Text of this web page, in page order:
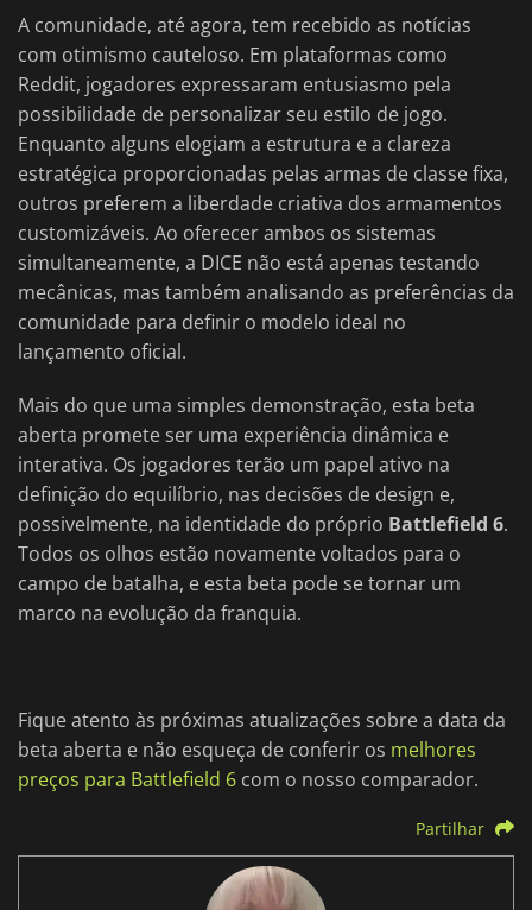
A comunidade, até agora, tem recebido as notícias
com otimismo cauteloso. Em plataformas como
Reddit, jogadores expressaram entusiasmo pela
possibilidade de personalizar seu estilo de jogo.
Enquanto alguns elogiam a estrutura e a clareza
estratégica proporcionadas pelas armas de classe fixa,
outros preferem a liberdade criativa dos armamentos
customizáveis. Ao oferecer ambos os sistemas
simultaneamente, a DICE não está apenas testando
mecânicas, mas também analisando as preferências da
comunidade para definir o modelo ideal no
lançamento oficial.
Mais do que uma simples demonstração, esta beta
aberta promete ser uma experiência dinâmica e
interativa. Os jogadores terão um papel ativo na
definição do equilíbrio, nas decisões de design e,
possivelmente, na identidade do próprio Battlefield 6.
Todos os olhos estão novamente voltados para o
campo de batalha, e esta beta pode se tornar um
marco na evolução da franquia.
Fique atento às próximas atualizações sobre a data da
beta aberta e não esqueça de conferir os melhores
preços para Battlefield 6 com o nosso comparador.
Partilhar